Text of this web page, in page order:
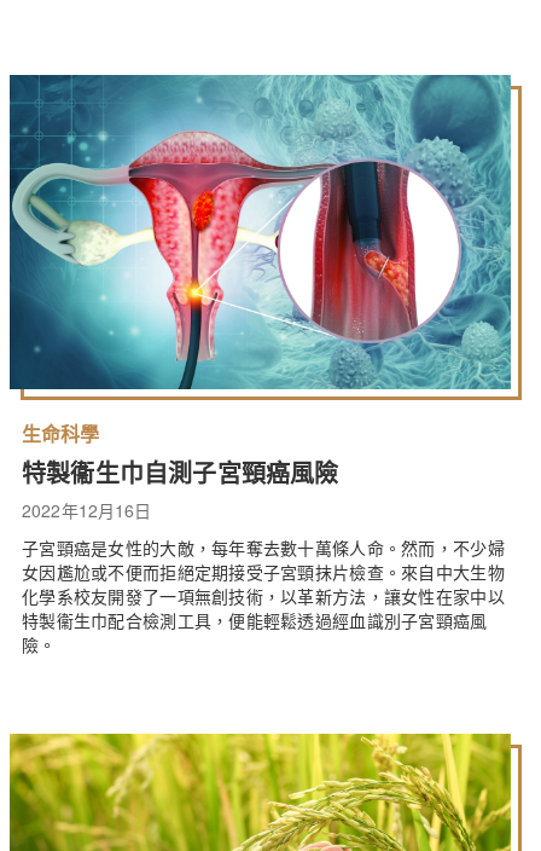
生命科學
特製衞生巾自測子宮頸癌風險
2022年12月16日
子宮頸癌是女性的大敵，每年奪去數十萬條人命。然而，不少婦
女因尷尬或不便而拒絕定期接受子宮頸抹片檢查。來自中大生物
化學系校友開發了一項無創技術，以革新方法，讓女性在家中以
特製衞生巾配合檢測工具，便能輕鬆透過經血識別子宮頸癌風
險。